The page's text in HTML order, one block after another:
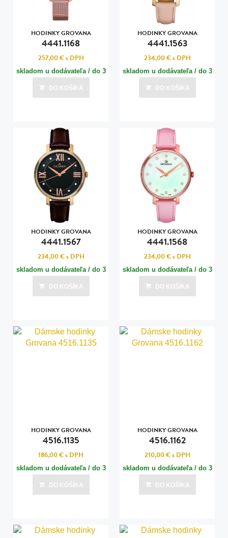
HODINKY GROVANA
4441.1168
257,00 €s DPH
skladom u dodávateľa / do 3
dní
Posledná aktualizácia dnes o 15:00
DO KOŠÍKA
HODINKY GROVANA
4441.1563
234,00 €s DPH
skladom u dodávateľa / do 3
dní
Posledná aktualizácia dnes o 15:00
DO KOŠÍKA
HODINKY GROVANA
4441.1567
234,00 €s DPH
skladom u dodávateľa / do 3
dní
Posledná aktualizácia dnes o 15:00
DO KOŠÍKA
HODINKY GROVANA
4441.1568
234,00 €s DPH
skladom u dodávateľa / do 3
dní
Posledná aktualizácia dnes o 15:00
DO KOŠÍKA
HODINKY GROVANA
4516.1135
186,00 €s DPH
skladom u dodávateľa / do 3
dní
Posledná aktualizácia dnes o 15:00
DO KOŠÍKA
HODINKY GROVANA
4516.1162
210,00 €s DPH
skladom u dodávateľa / do 3
dní
Posledná aktualizácia dnes o 15:00
DO KOŠÍKA